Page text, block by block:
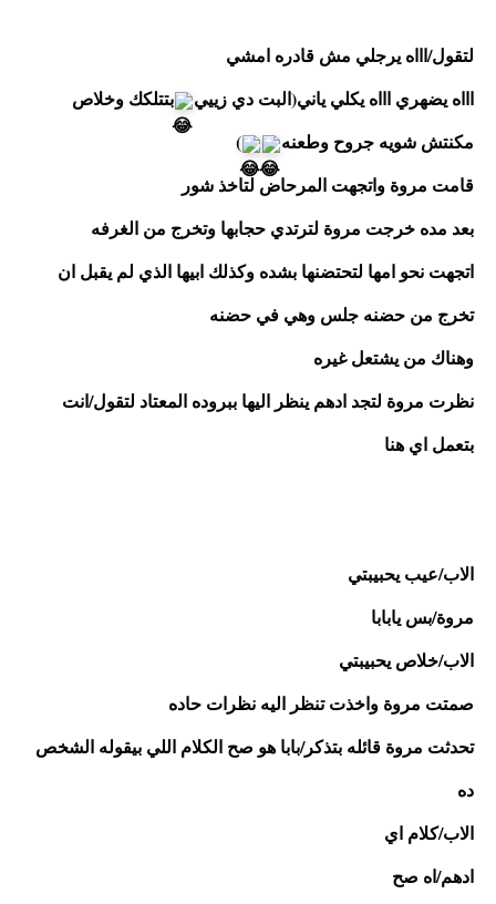
لتقول/اااه يرجلي مش قادره امشي
اااه يضهري اااه يكلي ياني(البت دي زييي
مكنتش شويه جروح وطعنه
)
قامت مروة واتجهت المرحاض لتاخذ شور
بعد مده خرجت مروة لترتدي حجابها وتخرج من الغرفه
تخرج من حضنه جلس وهي في حضنه
وهناك من يشتعل غيره
بتعمل اي هنا
الاب/عيب يحبيبتي
مروة/بس يابابا
الاب/خلاص يحبيبتي
صمتت مروة واخذت تنظر اليه نظرات حاده
ده
الاب/كلام اي
ادهم/اه صح